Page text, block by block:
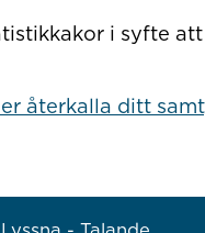
i syfte
återkalla ditt